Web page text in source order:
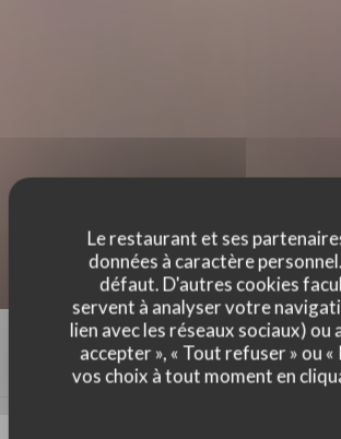
Le restaurant et ses
données à caractère
défaut. D'autres cookies
servent à analyser votre
lien avec les réseaux sociaux)
accepter », « Tout refuser » ou
vos choix à tout moment en